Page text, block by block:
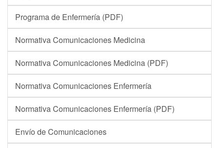
Programa de Enfermería (PDF)
Normativa Comunicaciones Medicina
Normativa Comunicaciones Medicina (PDF)
Normativa Comunicaciones Enfermería
Normativa Comunicaciones Enfermería (PDF)
Envío de Comunicaciones